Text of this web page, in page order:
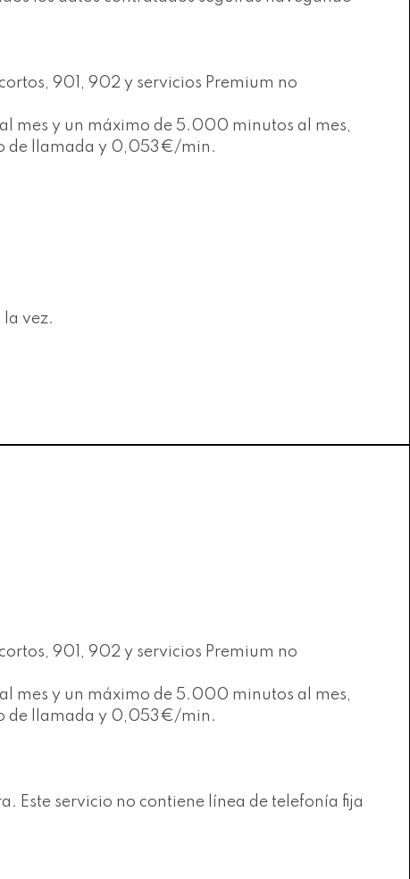
901, 902 y servicios Premium no
mes y un máximo de 5.000 minutos al mes,
de llamada y 0,053€/min.
la vez.
901, 902 y servicios Premium no
mes y un máximo de 5.000 minutos al mes,
de llamada y 0,053€/min.
Este servicio no contiene línea de telefonía fija